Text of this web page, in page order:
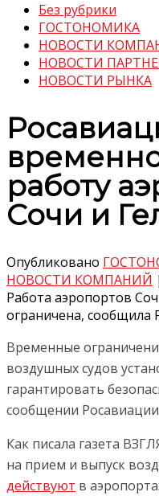
Без рубрики
ГОСТОНОМИКА
НОВОСТИ
НОВОСТИ
НОВОСТИ РЫНКА
работу
Сочи и
Опубликовано
НОВОСТИ КОМПАНИЙ |
Работа аэропортов
ограничена, сообщила
Временные
воздушных судов
гарантировать
сообщении
Как писала газета
на прием и выпуск
действуют в